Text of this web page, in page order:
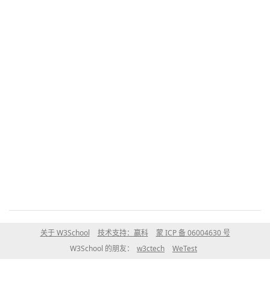
关于 W3School 技术支持：赢科
蒙 ICP 备 06004630 号
W3School 的朋友：
w3ctech WeTest